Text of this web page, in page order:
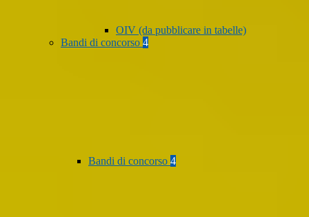
OIV (da pubblicare in tabelle)
Bandi di concorso 4
Bandi di concorso 4